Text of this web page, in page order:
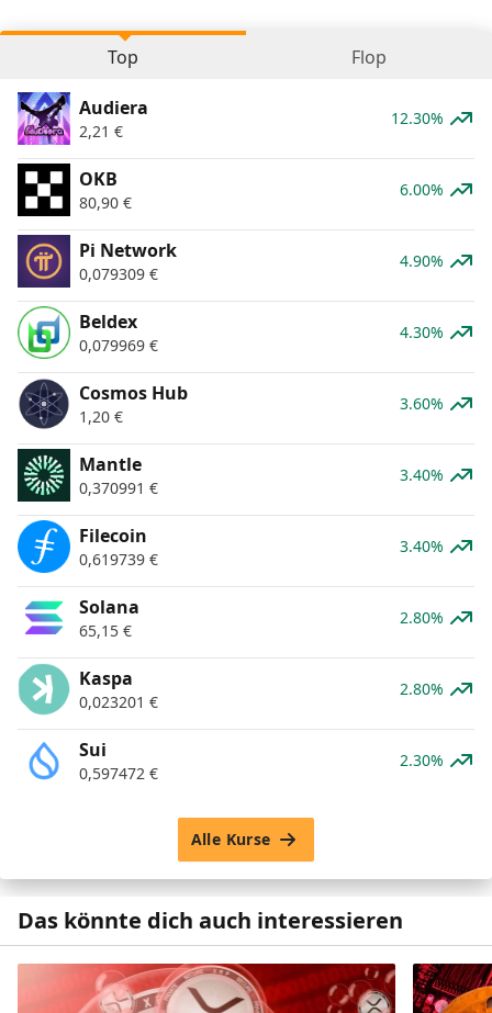
Top Flop
Audiera
2,21 €
12.30%
OKB
80,90 €
6.00%
Pi Network
0,079309 €
4.90%
Beldex
0,079969 €
4.30%
Cosmos Hub
1,20 €
3.60%
Mantle
0,370991 €
3.40%
Filecoin
0,619739 €
3.40%
Solana
65,15 €
2.80%
Kaspa
0,023201 €
2.80%
Sui
0,597472 €
2.30%
Alle Kurse
Das könnte dich auch interessieren